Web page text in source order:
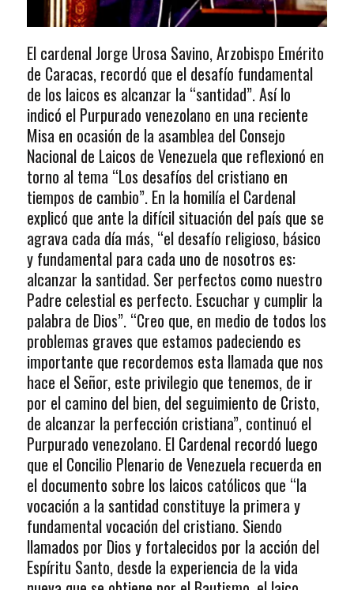
El cardenal Jorge Urosa Savino, Arzobispo Emérito
de Caracas, recordó que el desafío fundamental
de los laicos es alcanzar la “santidad”. Así lo
indicó el Purpurado venezolano en una reciente
Misa en ocasión de la asamblea del Consejo
Nacional de Laicos de Venezuela que reflexionó en
torno al tema “Los desafíos del cristiano en
tiempos de cambio”. En la homilía el Cardenal
explicó que ante la difícil situación del país que se
agrava cada día más, “el desafío religioso, básico
y fundamental para cada uno de nosotros es:
alcanzar la santidad. Ser perfectos como nuestro
Padre celestial es perfecto. Escuchar y cumplir la
palabra de Dios”. “Creo que, en medio de todos los
problemas graves que estamos padeciendo es
importante que recordemos esta llamada que nos
hace el Señor, este privilegio que tenemos, de ir
por el camino del bien, del seguimiento de Cristo,
de alcanzar la perfección cristiana”, continuó el
Purpurado venezolano. El Cardenal recordó luego
que el Concilio Plenario de Venezuela recuerda en
el documento sobre los laicos católicos que “la
vocación a la santidad constituye la primera y
fundamental vocación del cristiano. Siendo
llamados por Dios y fortalecidos por la acción del
Espíritu Santo, desde la experiencia de la vida